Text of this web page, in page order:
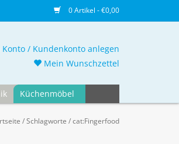
0 Artikel - €0,00
Küchenmöbel
Konto / Kundenkonto anlegen
Mein Wunschzettel
/Schlagworte /cat:Fingerfood